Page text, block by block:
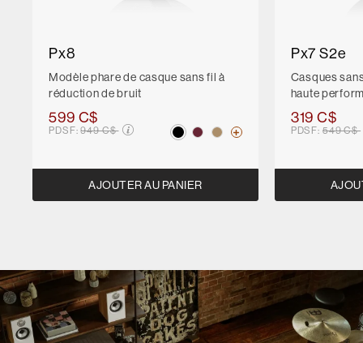
Px8
Modèle phare de casque sans fil à
réduction de bruit
599 C$
PDSF: Prix soldé de
949 C$
AJOUTER AU PANIER
Px7 S2e
Casques
haute
319 C$
PDSF: Prix
549 C$